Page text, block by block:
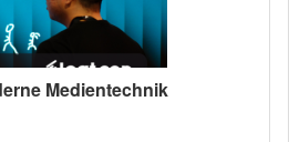
Medientechnik